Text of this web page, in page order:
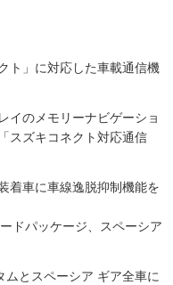
ト」に対応した車載通信機
イのメモリーナビゲーショ
スズキコネクト対応通信
着車に車線逸脱抑制機能を
ドパッケージ、スペーシア
ムとスペーシア ギア全車に